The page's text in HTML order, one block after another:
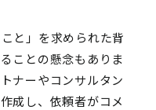
と」を求められた背
ことの懸念もありま
ナーやコンサルタン
成し、依頼者がコメ